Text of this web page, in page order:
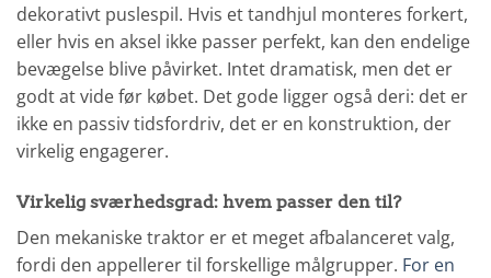
dekorativt puslespil. Hvis et tandhjul monteres forkert,
eller hvis en aksel ikke passer perfekt, kan den endelige
bevægelse blive påvirket. Intet dramatisk, men det er
godt at vide før købet. Det gode ligger også deri: det er
ikke en passiv tidsfordriv, det er en konstruktion, der
virkelig engagerer.
Virkelig sværhedsgrad: hvem passer den til?
Den mekaniske traktor er et meget afbalanceret valg,
fordi den appellerer til forskellige målgrupper. For en